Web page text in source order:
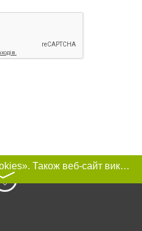
Цей сайт використовує «cookies». Також веб-сайт використовує інтернет-сервіс для збору технічних даних стосовно відвідувачів з метою отримання маркетингової та статистичної інформації. Умови обробки даних відвідувачів сайту див.